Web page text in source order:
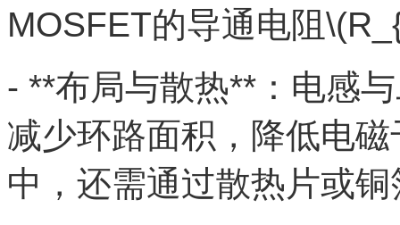
MOSFET的导通电阻
- **布局与散热**：电感
减少环路面积，降低电
中，还需通过散热片或